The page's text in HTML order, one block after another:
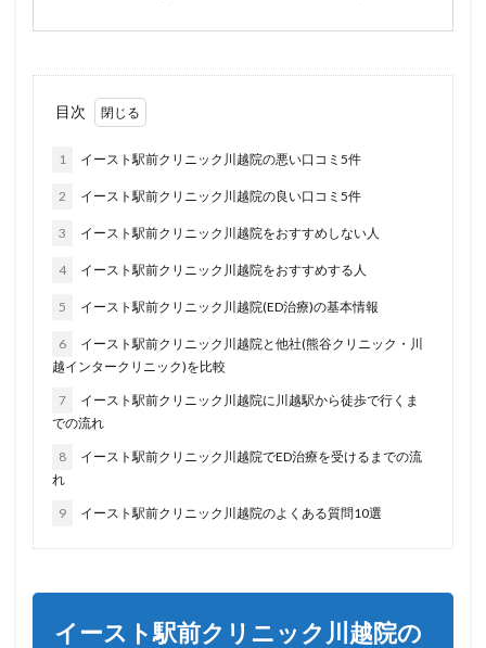
目次
1 イースト駅前クリニック川越院の悪い口コミ5件
2 イースト駅前クリニック川越院の良い口コミ5件
3 イースト駅前クリニック川越院をおすすめしない人
4 イースト駅前クリニック川越院をおすすめする人
5 イースト駅前クリニック川越院(ED治療)の基本情報
6
イースト駅前クリニック川越院と他社(熊谷クリニック・川
越インタークリニック)を比較
7
イースト駅前クリニック川越院に川越駅から徒歩で行くま
での流れ
8
イースト駅前クリニック川越院でED治療を受けるまでの流
れ
9 イースト駅前クリニック川越院のよくある質問10選
イースト駅前クリニック川越院の